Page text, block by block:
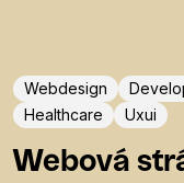
Webdesign
Healthcare
Uxui
Webová